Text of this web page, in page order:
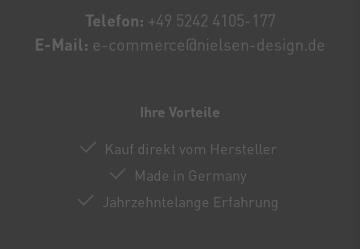
Telefon: +49 5242 4105-177
E-Mail: e-commerce@nielsen-design.de
Ihre Vorteile
Kauf direkt vom Hersteller
Made in Germany
Jahrzehntelange Erfahrung